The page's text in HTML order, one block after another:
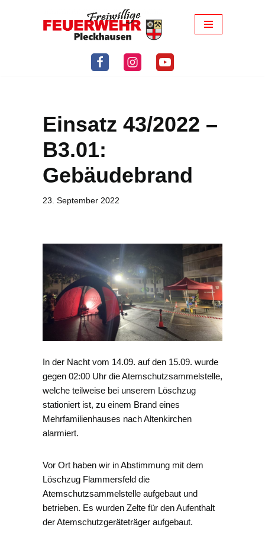
Einsatz 43/2022 –
B3.01:
Gebäudebrand
23. September 2022
In der Nacht vom 14.09. auf den 15.09. wurde
gegen 02:00 Uhr die Atemschutzsammelstelle,
welche teilweise bei unserem Löschzug
stationiert ist, zu einem Brand eines
Mehrfamilienhauses nach Altenkirchen
alarmiert.
Vor Ort haben wir in Abstimmung mit dem
Löschzug Flammersfeld die
Atemschutzsammelstelle aufgebaut und
betrieben. Es wurden Zelte für den Aufenthalt
der Atemschutzgeräteträger aufgebaut.